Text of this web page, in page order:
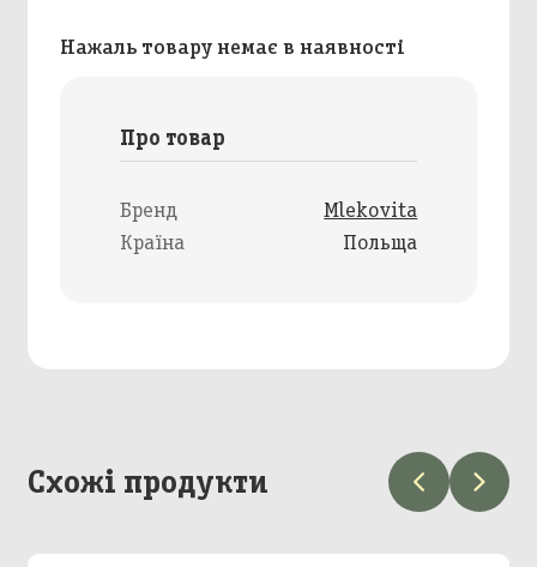
Нажаль товару немає в наявності
Про товар
Бренд
Mlekovita
Країна
Польща
Схожі продукти